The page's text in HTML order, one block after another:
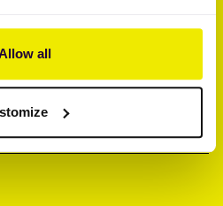
all